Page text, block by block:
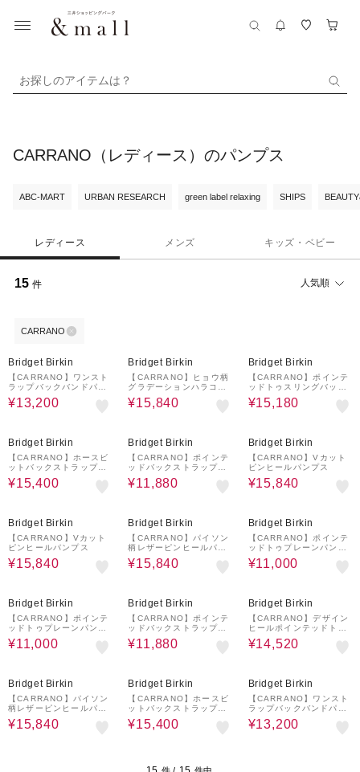
お探しのアイテムは？
CARRANO（レディース）のパンプス
ABC-MART URBAN RESEARCH green label relaxing SHIPS
レディース メンズ キッズ・ベビー
15 件 人気順
CARRANO
Bridget Birkin
【CARRANO】ワンスト
ラップバックバンドパン
プス
¥13,200
Bridget Birkin
【CARRANO】ヒョウ柄
グラデーションハラコパ
ンプス
¥15,840
Bridget Birkin
【CARRANO】ポインテ
ッドトゥスリングバック
パンプス
¥15,180
Bridget Birkin
【CARRANO】ホースビ
ットバックストラップパ
ンプス
¥15,400
Bridget Birkin
【CARRANO】ポインテ
ッドバックストラップパ
ンプス
¥11,880
Bridget Birkin
【CARRANO】Vカット
ピンヒールパンプス
¥15,840
Bridget Birkin
【CARRANO】Vカット
ピンヒールパンプス
¥15,840
Bridget Birkin
【CARRANO】パイソン
柄レザーピンヒールパン
プス
¥15,840
Bridget Birkin
【CARRANO】ポインテ
ッドトゥプレーンパンプ
ス
¥11,000
Bridget Birkin
【CARRANO】ポインテ
ッドトゥプレーンパンプ
ス
¥11,000
Bridget Birkin
【CARRANO】ポインテ
ッドバックストラップパ
ンプス
¥11,880
Bridget Birkin
【CARRANO】デザイン
ヒールポインテッドトゥ
パンプス
¥14,520
Bridget Birkin
【CARRANO】パイソン
柄レザーピンヒールパン
プス
¥15,840
Bridget Birkin
【CARRANO】ホースビ
ットバックストラップパ
ンプス
¥15,400
Bridget Birkin
【CARRANO】ワンスト
ラップバックバンドパン
プス
¥13,200